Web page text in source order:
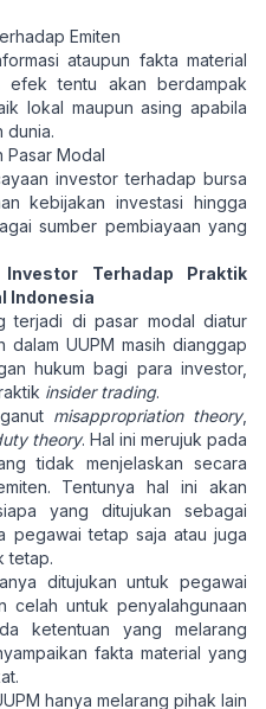
Emiten
ataupun fakta material
efek tentu akan berdampak
lokal maupun asing apabila
dunia.
Pasar Modal
investor terhadap bursa
kebijakan investasi hingga
sumber pembiayaan yang
Terhadap Praktik
Indonesia
terjadi di pasar modal diatur
dalam UUPM masih dianggap
hukum bagi para investor,
insider trading.
misappropriation theory,
theory. Hal ini merujuk pada
tidak menjelaskan secara
Tentunya hal ini akan
yang ditujukan sebagai
pegawai tetap saja atau juga
tetap.
ditujukan untuk pegawai
celah untuk penyalahgunaan
ketentuan yang melarang
fakta material yang
hanya melarang pihak lain